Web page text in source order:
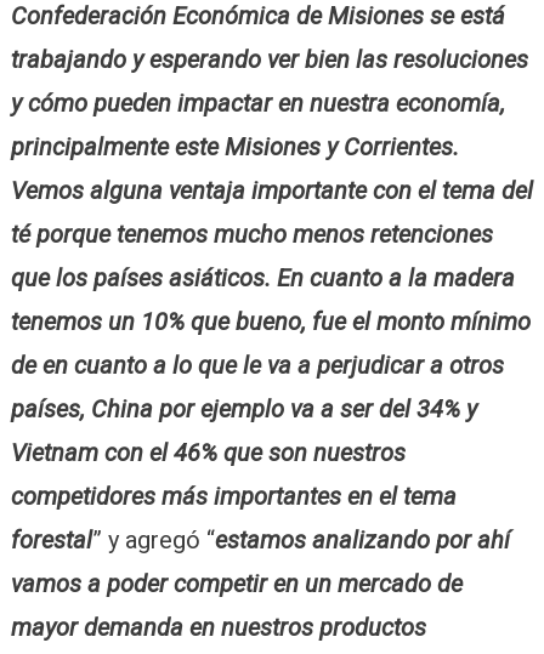
Confederación Económica de Misiones se está
trabajando y esperando ver bien las resoluciones
y cómo pueden impactar en nuestra economía,
principalmente este Misiones y Corrientes.
Vemos alguna ventaja importante con el tema del
té porque tenemos mucho menos retenciones
que los países asiáticos. En cuanto a la madera
tenemos un 10% que bueno, fue el monto mínimo
de en cuanto a lo que le va a perjudicar a otros
países, China por ejemplo va a ser del 34% y
Vietnam con el 46% que son nuestros
competidores más importantes en el tema
forestal” y agregó “estamos analizando por ahí
vamos a poder competir en un mercado de
mayor demanda en nuestros productos